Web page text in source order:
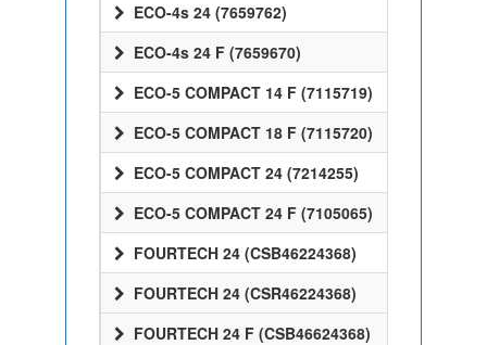
ECO-4s 24 (7659762)
ECO-4s 24 F (7659670)
ECO-5 COMPACT 14 F (7115719)
ECO-5 COMPACT 18 F (7115720)
ECO-5 COMPACT 24 (7214255)
ECO-5 COMPACT 24 F (7105065)
FOURTECH 24 (CSB46224368)
FOURTECH 24 (CSR46224368)
FOURTECH 24 F (CSB46624368)